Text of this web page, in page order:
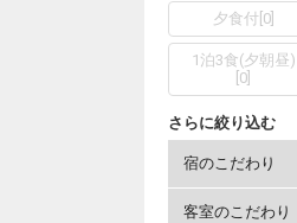
夕食付 0]
1泊3食(夕朝昼)
0
さらに絞り込む
宿のこだわり
客室のこだわり